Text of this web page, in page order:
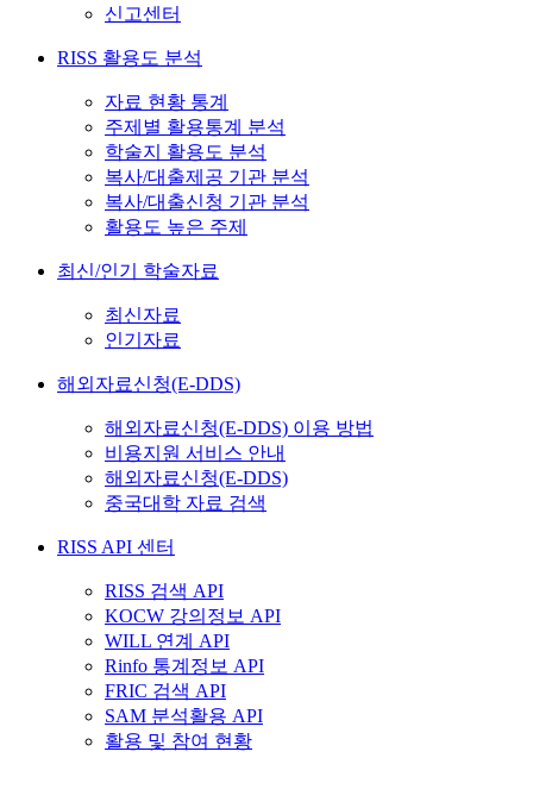
신고센터
RISS 활용도 분석
자료 현황 통계
주제별 활용통계 분석
학술지 활용도 분석
복사/대출제공 기관 분석
복사/대출신청 기관 분석
활용도 높은 주제
최신/인기 학술자료
최신자료
인기자료
해외자료신청(E-DDS)
해외자료신청(E-DDS) 이용 방법
비용지원 서비스 안내
해외자료신청(E-DDS)
중국대학 자료 검색
RISS API 센터
RISS 검색 API
KOCW 강의정보 API
WILL 연계 API
Rinfo 통계정보 API
FRIC 검색 API
SAM 분석활용 API
활용 및 참여 현황